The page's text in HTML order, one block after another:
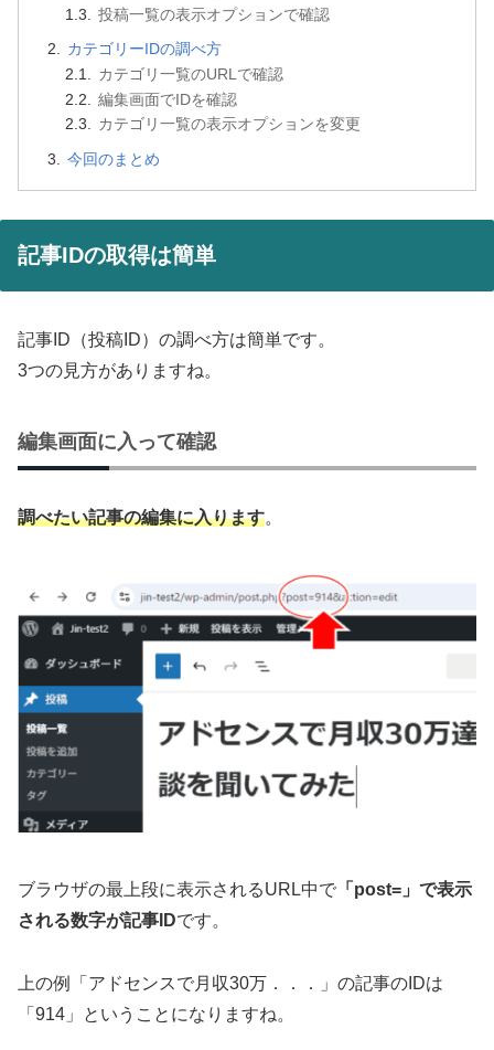
投稿一覧の表示オプションで確認
カテゴリーIDの調べ方
カテゴリ一覧のURLで確認
編集画面でIDを確認
カテゴリ一覧の表示オプションを変更
今回のまとめ
記事IDの取得は簡単
記事ID（投稿ID）の調べ方は簡単です。
3つの見方がありますね。
編集画面に入って確認
調べたい記事の編集に入ります。
ブラウザの最上段に表示されるURL中で 「post=」で表示
される数字が記事IDです。
上の例「アドセンスで月収30万．．．」の記事のIDは
「914」ということになりますね。